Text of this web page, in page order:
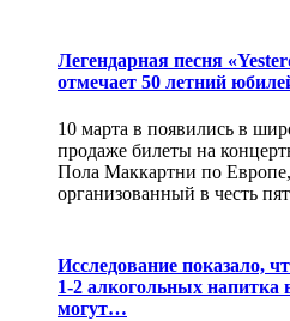
Легендарная песня
отмечает 50 летний
10 марта в появились в
продаже билеты на
Пола Маккартни по Европе,
организованный в честь
Исследование показало,
1-2 алкогольных напитка
могут…